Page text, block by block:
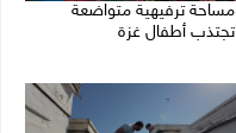
مساحة ترفيهية متواضعة
تجتذب أطفال غزة